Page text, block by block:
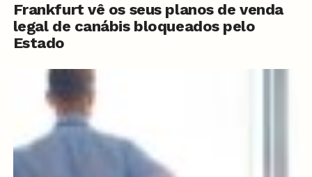
Frankfurt vê os seus planos de venda
legal de canábis bloqueados pelo
Estado